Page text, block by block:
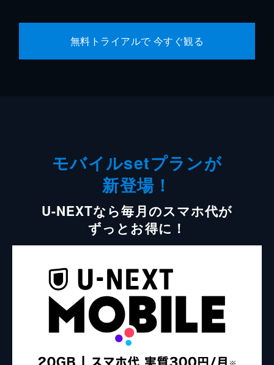
無料トライアルで 今すぐ観る
モバイルsetプランが
新登場！
U-NEXTなら毎月のスマホ代が
ずっとお得に！